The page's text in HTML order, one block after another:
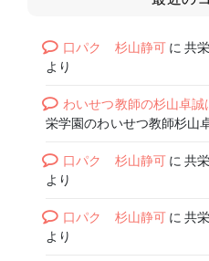
口パク 杉山静可に共
より
わいせつ教師の杉山卓
栄学園のわいせつ教師杉山
口パク 杉山静可に共
より
口パク 杉山静可に共
より